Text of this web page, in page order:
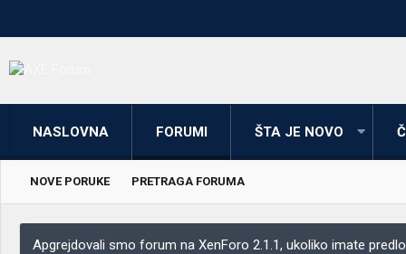
NASLOVNA FORUMI ŠTA JE NOVO
NOVE PORUKE PRETRAGA FORUMA
Apgrejdovali smo forum na XenForo 2.1.1, ukoliko imate